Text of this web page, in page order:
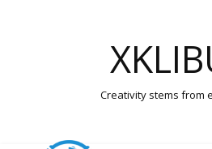
Creativity stems from